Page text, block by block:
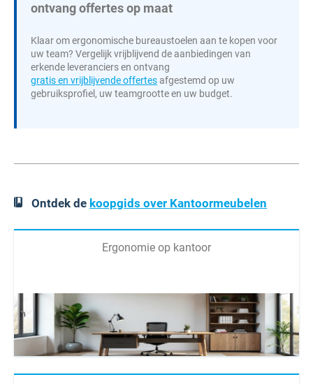
ontvang offertes op maat
Klaar om ergonomische bureaustoelen aan te kopen voor
uw team? Vergelijk vrijblijvend de aanbiedingen van
erkende leveranciers en ontvang
gratis en vrijblijvende offertesafgestemd op uw
gebruiksprofiel, uw teamgrootte en uw budget.
Ontdek de koopgids over Kantoormeubelen
Ergonomie op kantoor